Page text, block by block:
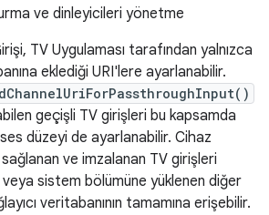
ve dinleyicileri yönetme
TV Uygulaması tarafından yalnızca
eklediği URI'lere ayarlanabilir.
geçişli TV girişleri bu kapsamda
düzeyi de ayarlanabilir. Cihaz
ve imzalanan TV girişleri
veya sistem bölümüne yüklenen diğer
veritabanının tamamına erişebilir.